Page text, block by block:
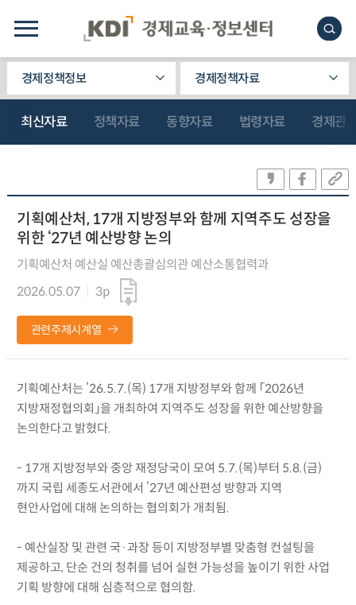
경제정책정보 경제정책자료
최신자료 정책자료 동향자료 법령자료 경제관
기획예산처, 17개 지방정부와 함께 지역주도 성장을
위한 ‘27년 예산방향 논의
기획예산처 예산실 예산총괄심의관 예산소통협력과
2026.05.07
3p
관련주제시계열
기획예산처는 ’26.5.7.(목) 17개 지방정부와 함께 「2026년
지방재정협의회」을 개최하여 지역주도 성장을 위한 예산방향을
논의한다고 밝혔다.
- 17개 지방정부와 중앙 재정당국이 모여 5.7.(목)부터 5.8.(금)
까지 국립 세종도서관에서 ’27년 예산편성 방향과 지역
현안사업에 대해 논의하는 협의회가 개최됨.
- 예산실장 및 관련 국·과장 등이 지방정부별 맞춤형 컨설팅을
제공하고, 단순 건의 청취를 넘어 실현 가능성을 높이기 위한 사업
기획 방향에 대해 심층적으로 협의함.